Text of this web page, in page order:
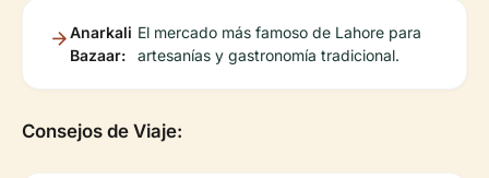
Anarkali
Bazaar:
El mercado más famoso de Lahore para
artesanías y gastronomía tradicional.
Consejos de Viaje: